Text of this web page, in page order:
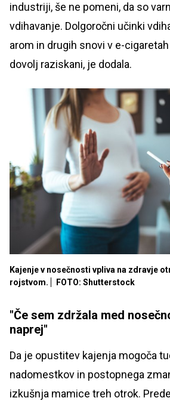
industriji, še ne pomeni, da so
vdihavanje. Dolgoročni učinki
arom in drugih snovi v e-
dovolj raziskani, je dodala.
Kajenje v nosečnosti vpliva na zdravje
rojstvom.
FOTO: Shutterstock
"Če sem zdržala med
naprej"
Da je opustitev kajenja mogoča
nadomestkov in postopnega
izkušnja mamice treh otrok.